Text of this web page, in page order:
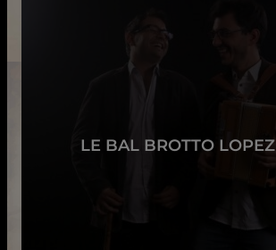
LE BAL BROTTO LOPEZ